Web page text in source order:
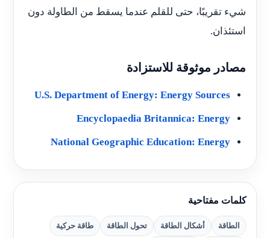
شيء تقريبًا، حتى للقلم عندما يسقط من الطاولة دون
استئذان.
مصادر موثوقة للاستزادة
U.S. Department of Energy: Energy Sources
Encyclopaedia Britannica: Energy
National Geographic Education: Energy
كلمات مفتاحية
الطاقة أشكال الطاقة تحول الطاقة طاقة حركية